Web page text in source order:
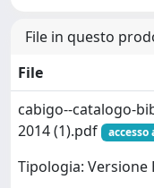
File in questo
File
cabigo--catalogo-
2014 (1).pdf
accesso
Tipologia: Versione